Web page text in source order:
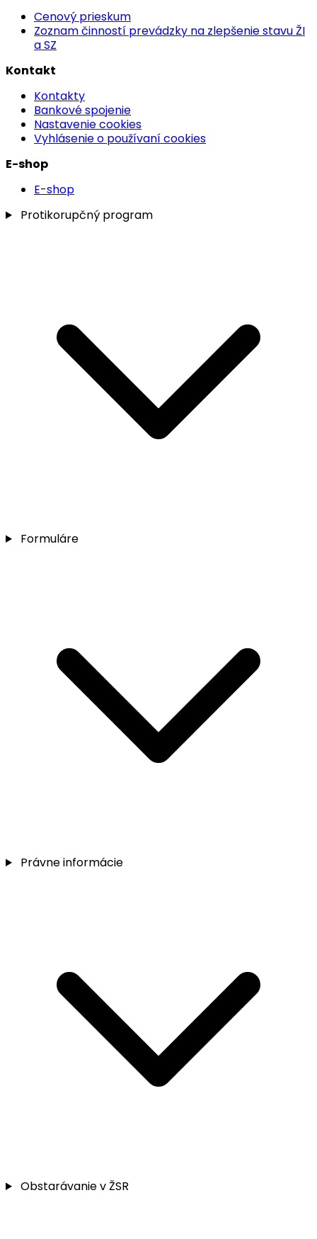
Cenový prieskum
Zoznam činností prevádzky na zlepšenie stavu ŽI
a SZ
Kontakt
Kontakty
Bankové spojenie
Nastavenie cookies
Vyhlásenie o používaní cookies
E-shop
E-shop
Protikorupčný program
Formuláre
Právne informácie
Obstarávanie v ŽSR